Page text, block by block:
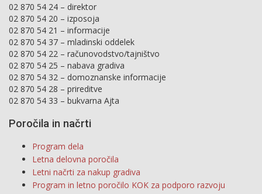
02 870 54 24 – direktor
02 870 54 20 – izposoja
02 870 54 21 – informacije
02 870 54 37 – mladinski oddelek
02 870 54 22 – računovodstvo/tajništvo
02 870 54 25 – nabava gradiva
02 870 54 32 – domoznanske informacije
02 870 54 28 – prireditve
02 870 54 33 – bukvarna Ajta
Poročila in načrti
Program dela
Letna delovna poročila
Letni načrti za nakup gradiva
Program in letno poročilo KOK za podporo razvoju